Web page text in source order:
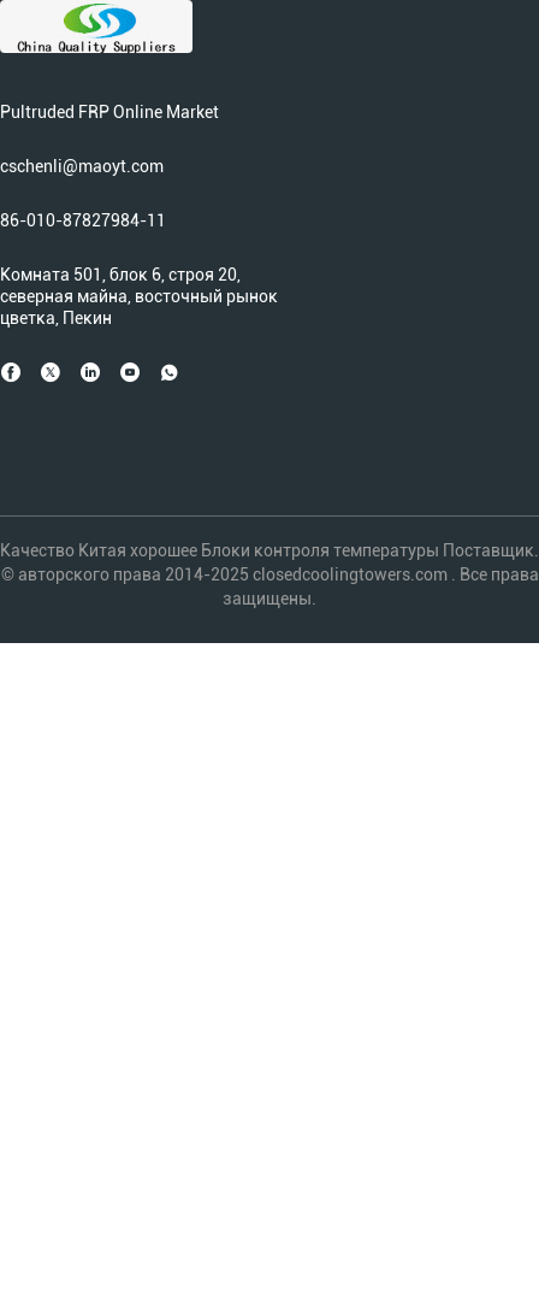
Pultruded FRP Online Market
cschenli@maoyt.com
86-010-87827984-11
Комната 501, блок 6, строя 20,
северная майна, восточный рынок
цветка, Пекин
Качество Китая хорошее Блоки контроля температуры Поставщик.
© авторского права 2014-2025 closedcoolingtowers.com . Все права
защищены.